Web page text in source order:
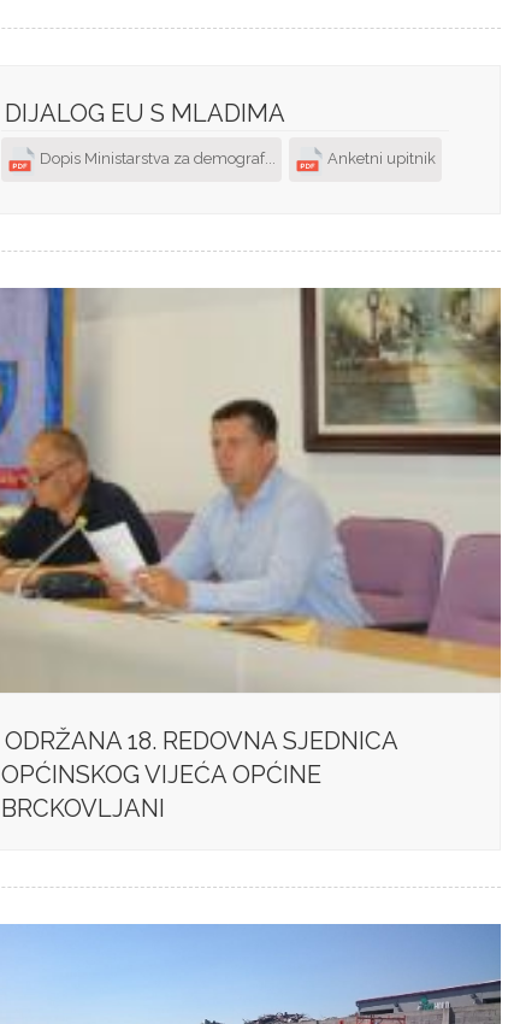
DIJALOG EU S MLADIMA
Dopis Ministarstva za demograf... Anketni upitnik
ODRŽANA 18. REDOVNA SJEDNICA
OPĆINSKOG VIJEĆA OPĆINE
BRCKOVLJANI